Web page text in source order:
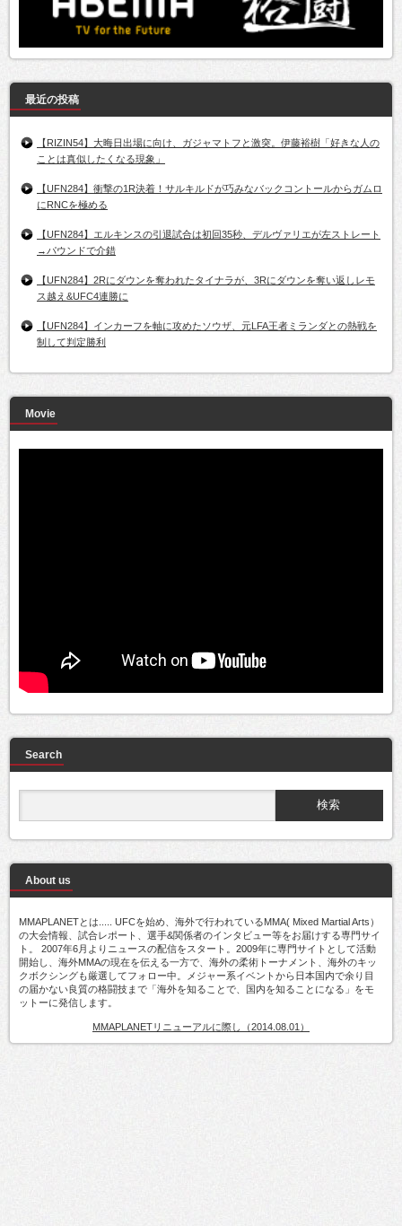
最近の投稿
【RIZIN54】大晦日出場に向け、ガジャマトフと激突。伊藤裕樹「好きな人の
ことは真似したくなる現象」
【UFN284】衝撃の1R決着！サルキルドが巧みなバックコントールからガムロ
にRNCを極める
【UFN284】エルキンスの引退試合は初回35秒、デルヴァリエが左ストレート
→パウンドで介錯
【UFN284】2Rにダウンを奪われたタイナラが、3Rにダウンを奪い返しレモ
ス越え&UFC4連勝に
【UFN284】インカーフを軸に攻めたソウザ、元LFA王者ミランダとの熱戦を
制して判定勝利
Movie
Search
About us
MMAPLANETとは..... UFCを始め、海外で行われているMMA( Mixed Martial Arts）
の大会情報、試合レポート、選手&関係者のインタビュー等をお届けする専門サイ
ト。 2007年6月よりニュースの配信をスタート。2009年に専門サイトとして活動
開始し、海外MMAの現在を伝える一方で、海外の柔術トーナメント、海外のキッ
クボクシングも厳選してフォロー中。メジャー系イベントから日本国内で余り目
の届かない良質の格闘技まで「海外を知ることで、国内を知ることになる」をモ
ットーに発信します。
MMAPLANETリニューアルに際し（2014.08.01）